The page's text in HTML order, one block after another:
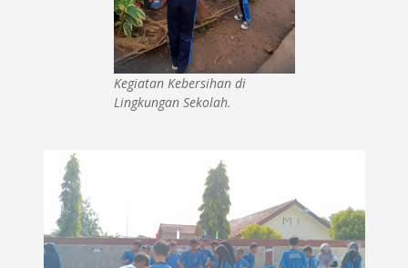
Kegiatan Kebersihan di
Lingkungan Sekolah.